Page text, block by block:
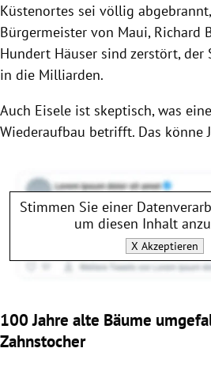
Küstenortes sei völlig
Bürgermeister von Maui, Richard
Hundert Häuser sind zerstört, der
in die Milliarden.
Auch Eisele ist skeptisch, was
Wiederaufbau betrifft. Das könne
Stimmen Sie einer
um diesen Inhalt
X Akzeptieren
100 Jahre alte Bäume
Zahnstocher